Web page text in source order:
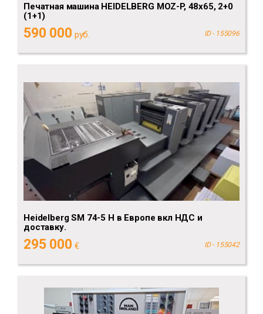
Печатная машина HEIDELBERG MOZ-P, 48x65, 2+0
(1+1)
590 000 руб. ID - 155096
Heidelberg SM 74-5 H в Европе вкл НДС и
доставку.
295 000 € ID - 155042